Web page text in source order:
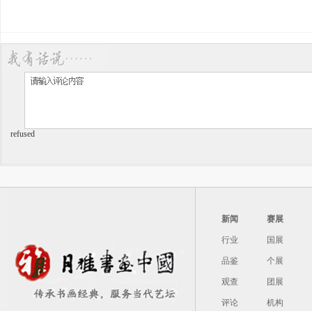
refused
新闻
行业
品鉴
观查
评论
赛展
国展
个展
团展
机构